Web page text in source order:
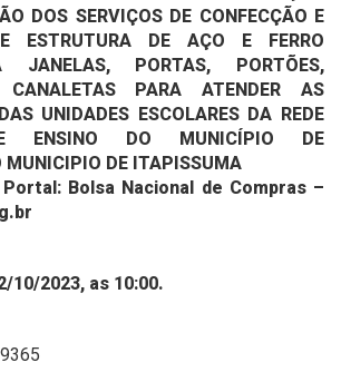
DOS SERVIÇOS DE CONFECÇÃO E
ESTRUTURA DE AÇO E FERRO
JANELAS, PORTAS, PORTÕES,
CANALETAS PARA ATENDER AS
UNIDADES ESCOLARES DA REDE
ENSINO DO MUNICÍPIO DE
MUNICIPIO DE ITAPISSUMA
Portal: Bolsa Nacional de Compras –
10/2023, as 10:00.